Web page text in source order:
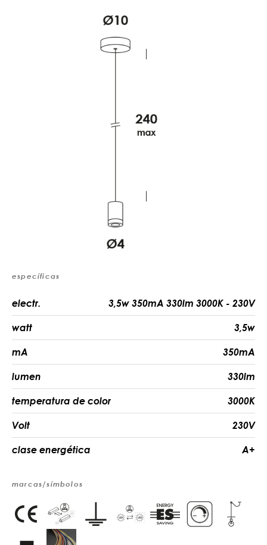
específicas
electr. 3,5w 350mA 330lm 3000K - 230V
watt 3,5w
mA 350mA
lumen 330lm
temperatura de color 3000K
Volt 230V
clase energética A+
marcas/símbolos